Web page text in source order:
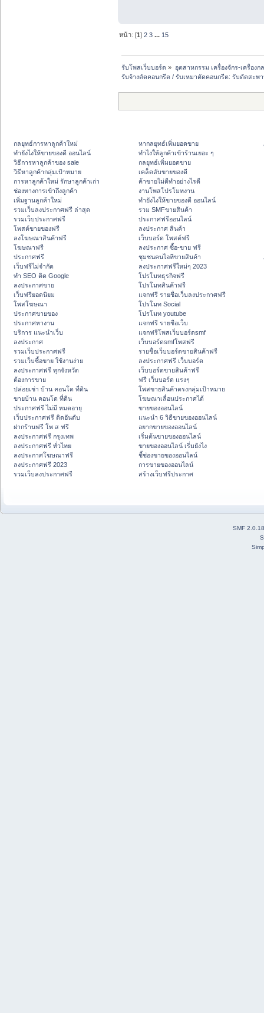
หน้า: [1]2 3 ... 15
รับโพสเว็บบอร์ด » อุตสาหกรรม เครื่องจักร-เครื่อง
รับจ้างตัดคอนกรีต / รับเหมาตัดคอนกรีต: รับตัดสะพ
กลยุทธ์การหาลูกค้าใหม่
ทํายังไงให้ขายของดี ออนไลน์
วิธีการหาลูกค้าของ sale
วิธีหาลูกค้ากลุ่มเป้าหมาย
การหาลูกค้าใหม่ รักษาลูกค้าเก่า
ช่องทางการเข้าถึงลูกค้า
เพิ่มฐานลูกค้าใหม่
รวมเว็บลงประกาศฟรี ล่าสุด
รวมเว็บประกาศฟรี
โพสต์ขายของฟรี
ลงโฆษณาสินค้าฟรี
โฆษณาฟรี
ประกาศฟรี
เว็บฟรีไม่จำกัด
ทำ SEO ติด Google
ลงประกาศขาย
เว็บฟรียอดนิยม
โพสโฆษณา
ประกาศขายของ
ประกาศหางาน
บริการ แนะนำเว็บ
ลงประกาศ
รวมเว็บประกาศฟรี
รวมเว็บซื้อขาย ใช้งานง่าย
ลงประกาศฟรี ทุกจังหวัด
ต้องการขาย
ปล่อยเช่า บ้าน คอนโด ที่ดิน
ขายบ้าน คอนโด ที่ดิน
ประกาศฟรี ไม่มี หมดอายุ
เว็บประกาศฟรี ติดอันดับ
ฝากร้านฟรี โพ ส ฟรี
ลงประกาศฟรี กรุงเทพ
ลงประกาศฟรี ทั่วไทย
ลงประกาศโฆษณาฟรี
ลงประกาศฟรี 2023
รวมเว็บลงประกาศฟรี
หากลยุทธ์เพิ่มยอดขาย
ทําไงให้ลูกค้าเข้าร้านเยอะ ๆ
กลยุทธ์เพิ่มยอดขาย
เคล็ดลับขายของดี
ค้าขายไม่ดีทำอย่างไรดี
งานโพสโปรโมทงาน
ทํายังไงให้ขายของดี ออนไลน์
รวม SMFขายสินค้า
ประกาศฟรีออนไลน์
ลงประกาศ สินค้า
เว็บบอร์ด โพสต์ฟรี
ลงประกาศ ซื้อ-ขาย ฟรี
ชุมชนคนไอทีขายสินค้า
ลงประกาศฟรีใหม่ๆ 2023
โปรโมทธุรกิจฟรี
โปรโมทสินค้าฟรี
แจกฟรี รายชื่อเว็บลงประกาศฟรี
โปรโมท Social
โปรโมท youtube
แจกฟรี รายชื่อเว็บ
แจกฟรีโพสเว็บบอร์ดsmf
เว็บบอร์ดsmfโพสฟรี
รายชื่อเว็บบอร์ดขายสินค้าฟรี
ลงประกาศฟรี เว็บบอร์ด
เว็บบอร์ดขายสินค้าฟรี
ฟรี เว็บบอร์ด แรงๆ
โพสขายสินค้าตรงกลุ่มเป้าหมาย
โฆษณาเลื่อนประกาศได้
ขายของออนไลน์
แนะนำ 6 วิธีขายของออนไลน์
อยากขายของออนไลน์
เริ่มต้นขายของออนไลน์
ขายของออนไลน์ เริ่มยังไง
ชี้ช่องขายของออนไลน์
การขายของออนไลน์
สร้างเว็บฟรีประกาศ
SMF 2.0.18